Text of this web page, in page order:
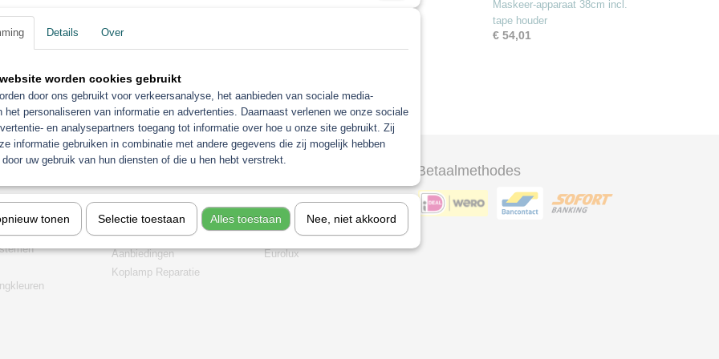
Maskeer-apparaat 38cm incl.
tape houder
€ 54,01
Motip
Troton
Aanbiedingen
Koplamp Reparatie
Sagola verfspuitpistool
stofzuigers
Eurolux
Betaalmethodes
Details Over
worden cookies gebruikt
door ons gebruikt voor verkeersanalyse, het aanbieden van sociale media-
het personaliseren van informatie en advertenties. Daarnaast verlenen we onze sociale
en analysepartners toegang tot informatie over hoe u onze site gebruikt. Zij
informatie gebruiken in combinatie met andere gegevens die zij mogelijk hebben
uw gebruik van hun diensten of die u hen hebt verstrekt.
tonen Selectie toestaan Alles toestaan Nee, niet akkoord